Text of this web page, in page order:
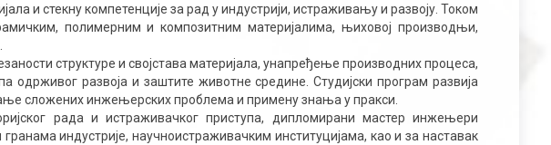
и стекну компетенције за рад у индустрији, истраживању и развоју. Током
полимерним и композитним материјалима, њиховој производњи,
структуре и својстава материјала, унапређење производних процеса,
одрживог развоја и заштите животне средине. Студијски програм развија
сложених инжењерских проблема и примену знања у пракси.
рада и истраживачког приступа, дипломирани мастер инжењери
индустрије, научноистраживачким институцијама, као и за наставак